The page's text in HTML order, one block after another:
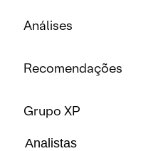
Análises
Recomendações
Grupo XP
Analistas